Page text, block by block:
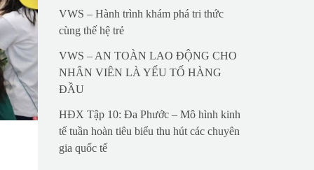
VWS – Hành trình khám phá tri thức
cùng thế hệ trẻ
VWS – AN TOÀN LAO ĐỘNG CHO
NHÂN VIÊN LÀ YẾU TỐ HÀNG
ĐẦU
HĐX Tập 10: Đa Phước – Mô hình kinh
tế tuần hoàn tiêu biểu thu hút các chuyên
gia quốc tế